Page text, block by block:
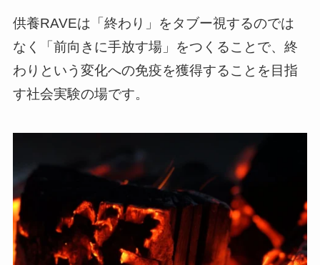
供養RAVEは「終わり」をタブー視するのでは
なく「前向きに手放す場」をつくることで、終
わりという変化への免疫を獲得することを目指
す社会実験の場です。